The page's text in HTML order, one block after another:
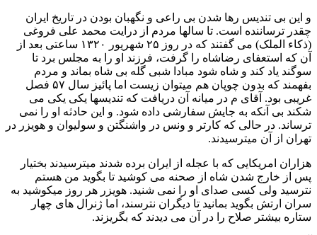
و این بی تندیس رها شدن بی راعی و نگهبان بودن در تاریخ ایران
چقدر ترساننده است. تا سالها مردم از درایت محمد علی فروغی
(ذکاء الملک) می گفتند که در روز ۲۵ شهریور ۱۳۲۰ ساعتی بعد از
آن که استعفای رضاشاه را گرفت، فرزند او را به مجلس برد تا
سوگند یاد کند و شاه شود مبادا شبی گله بی شاه بماند و مردم
بفهمند که بدون چوپان هم میتوان زیست اما پائیز سال ۵۷ فصل
غریبی بود. آقای م در میانه آن دریافت که تندیسها یکی یکی می
شکند بی آنکه به جایش سفارشی داده شود. و این حادثه او را نمی
ترساند. در حالی که کارتر و ونس در واشنگتن و سولیوان و هویزر در
تهران از آن میترسیدند.
هزاران امریکایی که با عجله از ایران برده شدند میترسیدند بختیار
پس از خارج شدن شاه از صحنه می کوشید تا بگوید من هستم
نترسید ولی کسی صدای او را نمی شنید. هویزر هر روز میکوشید به
سران ارتش بگوید بمانید تا دیگران نترسند، اما ژنرال های چهار
ستاره بیشتر صلاح را در آن می دیدند که بگریزند.